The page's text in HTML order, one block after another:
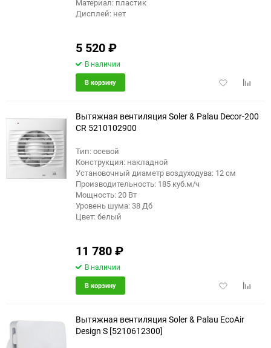
Материал: пластик
Дисплей: нет
5 520₽
В наличии
Добавить
В корзину
Вытяжная вентиляция Soler & Palau Decor-200
CR 5210102900
Тип: осевой
Конструкция: накладной
Установочный диаметр воздуходува: 12 см
Производительность: 185 куб.м/ч
Мощность: 20 Вт
Уровень шума: 38 Дб
Цвет: белый
11 780₽
В наличии
Добавить
В корзину
Вытяжная вентиляция Soler & Palau EcoAir
Design S [5210612300]